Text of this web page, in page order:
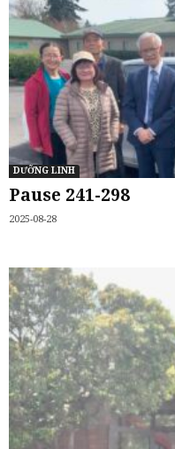
DƯỠNG LINH
Pause 241-298
2025-08-28